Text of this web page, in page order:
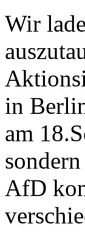
Wir
in
am
AfD